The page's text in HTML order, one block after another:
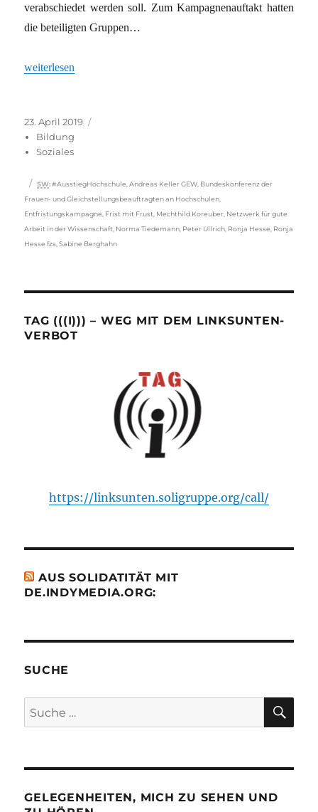
verabschiedet werden soll. Zum Kampagnenauftakt hatten
die beteiligten Gruppen…
„Der Frust mit der Frist“
weiterlesen
Veröffentlicht
am
23. April 2019
Bildung
Soziales
Schlagwörter
SW: #AusstiegHochschule ,Andreas Keller GEW Bundeskonferenz der
Frauen- und Gleichstellungsbeauftragten an Hochschulen
Entfristungskampagne Frist mit Frust Mechthild Koreuber Netzwerk für gute
Arbeit in der Wissenschaft Norma Tiedemann Peter Ullrich Ronja Hesse Ronja
Hesse fzs ,Sabine Berghahn
TAG (((I))) – WEG MIT DEM LINKSUNTEN-
VERBOT
https://linksunten.soligruppe.org/call/
AUS SOLIDATITÄT MIT
DE.INDYMEDIA.ORG:
SUCHE
Suche
nach:
GELEGENHEITEN, MICH ZU SEHEN UND